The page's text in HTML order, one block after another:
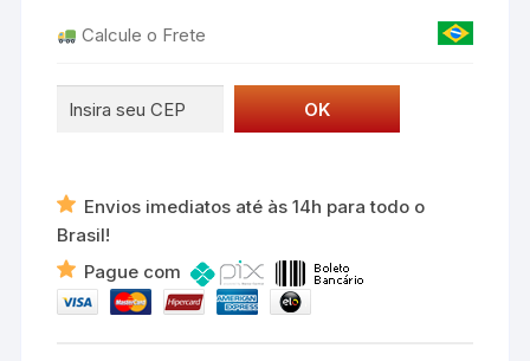
M8000
Calcule o Frete
Envios imediatos até às 14h para todo o
Brasil!
Pague com